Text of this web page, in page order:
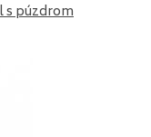
s púzdrom